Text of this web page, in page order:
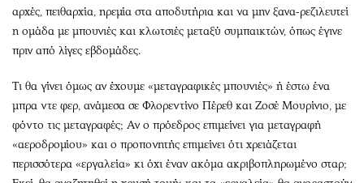
αρχές, πειθαρχία, ηρεμία στα αποδυτήρια και να μην ξανα-ρεζιλευτεί
η ομάδα με μπουνιές και κλωτσιές μεταξύ συμπαικτών, όπως έγινε
πριν από λίγες εβδομάδες.
Τι θα γίνει όμως αν έχουμε «μεταγραφικές μπουνιές» ή έστω ένα
μπρα ντε φερ, ανάμεσα σε Φλορεντίνο Πέρεθ και Ζοσέ Μουρίνιο, με
φόντο τις μεταγραφές; Αν ο πρόεδρος επιμείνει για μεταγραφή
«αεροδρομίου» και ο προπονητής επιμείνει ότι χρειάζεται
περισσότερα «εργαλεία» κι όχι έναν ακόμα ακριβοπληρωμένο σταρ;